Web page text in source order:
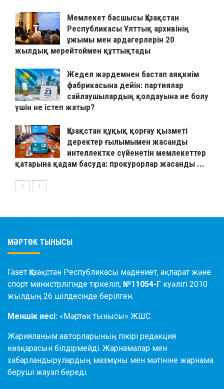
Мемлекет басшысы Қазақстан
Республикасы Ұлттық архивінің
ұжымы мен ардагерлерін 20
жылдық мерейтоймен құттықтады
Жедел жәрдемнен бастап аяқкиім
фабрикасына дейін: партиялар
сайлаушылардың қолдауына ие болу
үшін не істеп жатыр?
Қазақстан құқық қорғау қызметі
деректер ғылымымен жасанды
интеллектке сүйенетін мемлекеттер
қатарына қадам басуда: прокурорлар жасанды ...
МӘРТӨК ТЫНЫСЫ
Газет Қазақстан Республикасы мәдениет, ақпарат және
спорт министрлігінде тіркеліп, №11054-Г куәлігі 2010
жылдың 26 шілдесінде берілген.
Меншік иесі: «Мәртөк тынысы» ЖШС.
Жарияланым авторларының пікірі редакция
көзқарасын білдірмейді. Жарнамалар мен
хабарландырулардың мазмұны мен мәтініне жарнама
беруші жауап береді.